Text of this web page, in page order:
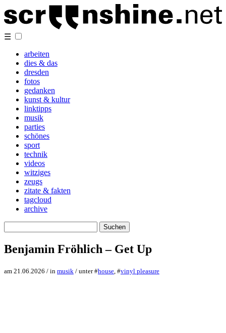
☰
arbeiten
dies & das
dresden
fotos
gedanken
kunst & kultur
linktipps
musik
parties
schönes
sport
technik
videos
witziges
zeugs
zitate & fakten
tagcloud
archive
nach:
Benjamin Fröhlich – Get Up
am 21.06.2026 / in musik / unter #house , #vinyl pleasure